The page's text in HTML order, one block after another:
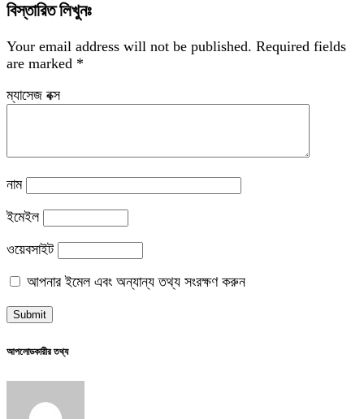
বিস্তারিত লিখুনঃ
Your email address will not be published. Required fields
are marked *
ম্যাসেজ বক্স
নাম
ইমেইল
ওয়েবসাইট
আপনার ইমেল এবং অন্যান্য তথ্য সংরক্ষণ করুন
আপলোডকারীর তথ্য